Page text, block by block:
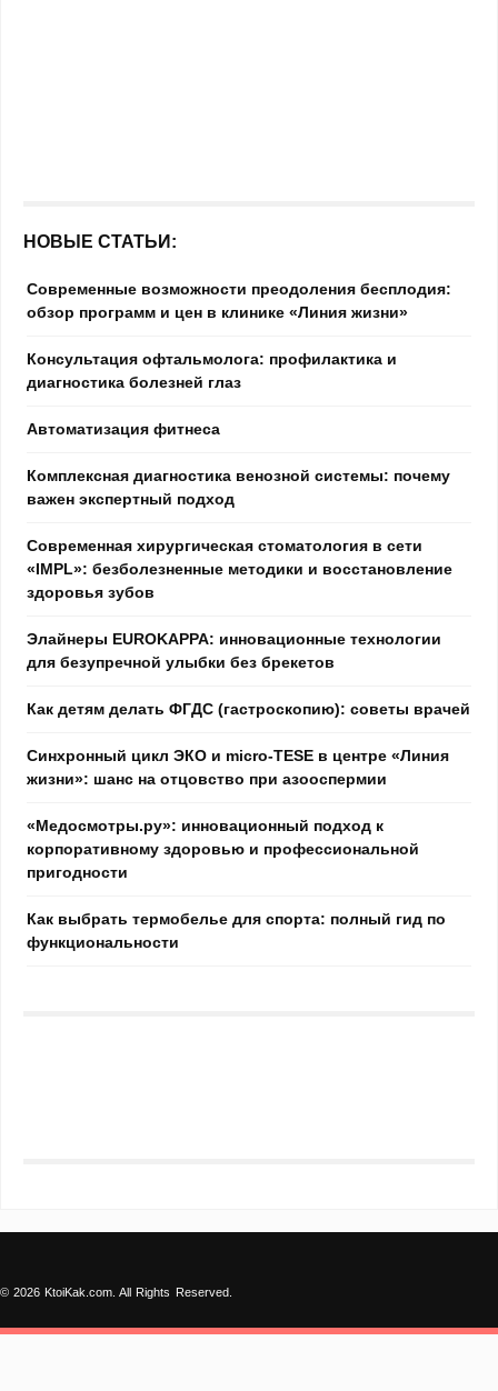
НОВЫЕ СТАТЬИ:
Современные возможности преодоления бесплодия:
обзор программ и цен в клинике «Линия жизни»
Консультация офтальмолога: профилактика и
диагностика болезней глаз
Автоматизация фитнеса
Комплексная диагностика венозной системы: почему
важен экспертный подход
Современная хирургическая стоматология в сети
«IMPL»: безболезненные методики и восстановление
здоровья зубов
Элайнеры EUROKAPPA: инновационные технологии
для безупречной улыбки без брекетов
Как детям делать ФГДС (гастроскопию): советы врачей
Синхронный цикл ЭКО и micro-TESE в центре «Линия
жизни»: шанс на отцовство при азооспермии
«Медосмотры.ру»: инновационный подход к
корпоративному здоровью и профессиональной
пригодности
Как выбрать термобелье для спорта: полный гид по
функциональности
© 2026 KtoiKak.com. All Rights Reserved.